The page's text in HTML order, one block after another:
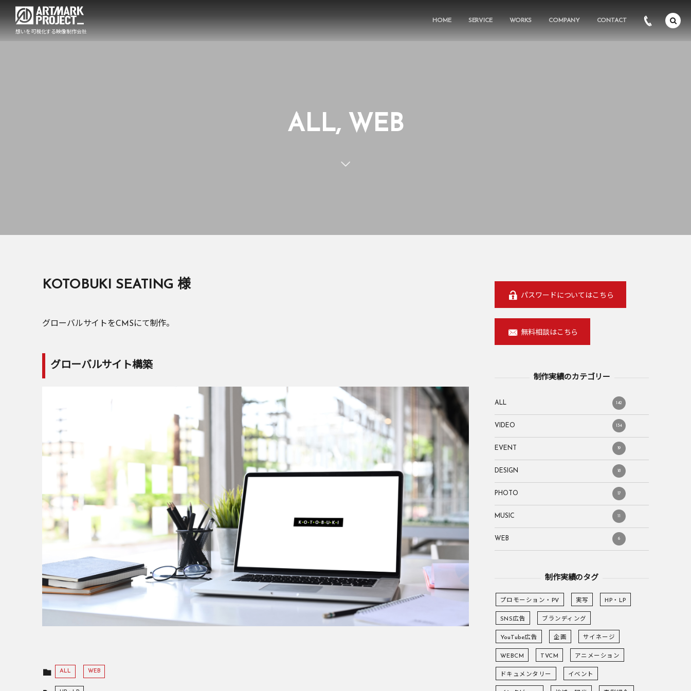
想いを可視化する映像制作会社
HOME SERVICE WORKS COMPANY CONTACT
ALL, WEB
KOTOBUKI SEATING 様
グローバルサイトをCMSにて制作。
グローバルサイト構築
ALL WEB
パスワードについてはこちら
無料相談はこちら
制作実績のカテゴリー
ALL 142
VIDEO 134
EVENT 19
DESIGN 18
PHOTO 17
MUSIC 11
WEB 6
制作実績のタグ
プロモーション・PV 実写 HP・LP
SNS広告 ブランディング
YouTube広告 企画 サイネージ
WEBCM TVCM アニメーション
ドキュメンタリー イベント